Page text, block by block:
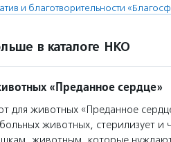
и благотворительности
в каталоге НКО
«Преданное сердце»
для животных «Преданное
животных, стерилизует